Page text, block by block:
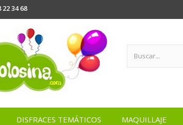
22 34 68
DISFRACES TEMÁTICOS MAQUILLAJE